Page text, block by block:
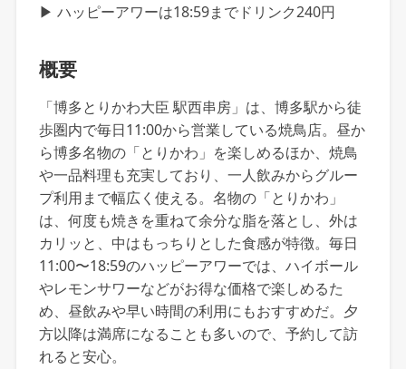
▶ ハッピーアワーは18:59までドリンク240円
概要
「博多とりかわ大臣 駅西串房」は、博多駅から徒
歩圏内で毎日11:00から営業している焼鳥店。昼か
ら博多名物の「とりかわ」を楽しめるほか、焼鳥
や一品料理も充実しており、一人飲みからグルー
プ利用まで幅広く使える。名物の「とりかわ」
は、何度も焼きを重ねて余分な脂を落とし、外は
カリッと、中はもっちりとした食感が特徴。毎日
11:00〜18:59のハッピーアワーでは、ハイボール
やレモンサワーなどがお得な価格で楽しめるた
め、昼飲みや早い時間の利用にもおすすめだ。夕
方以降は満席になることも多いので、予約して訪
れると安心。